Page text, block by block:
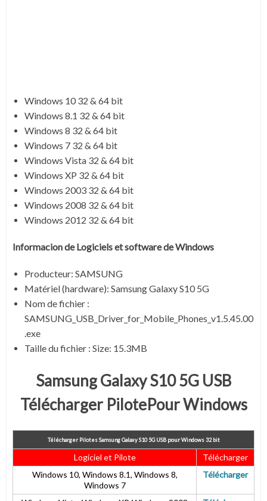
Windows 10 32 & 64 bit
Windows 8.1 32 & 64 bit
Windows 8 32 & 64 bit
Windows 7 32 & 64 bit
Windows Vista 32 & 64 bit
Windows XP 32 & 64 bit
Windows 2003 32 & 64 bit
Windows 2008 32 & 64 bit
Windows 2012 32 & 64 bit
Informacion de Logiciels et software de Windows
Producteur: SAMSUNG
Matériel (hardware): Samsung Galaxy S10 5G
Nom de fichier :
SAMSUNG_USB_Driver_for_Mobile_Phones_v1.5.45.00
.exe
Taille du fichier : Size: 15.3MB
Samsung Galaxy S10 5G USB
Télécharger PilotePour Windows
Télécharger Pilotes Samsung Galaxy S10 5G USBpour Windows 32 bit
Logiciel et Pilote
Télécharger
Windows 10, Windows 8.1, Windows 8,
Windows 7
Télécharger